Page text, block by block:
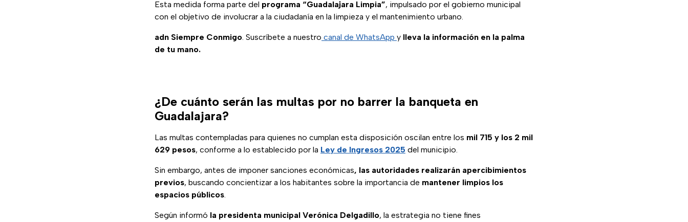
Esta medida forma parte del programa “Guadalajara Limpia”, impulsado por el gobierno municipal
con el objetivo de involucrar a la ciudadanía en la limpieza y el mantenimiento urbano.
adn Siempre Conmigo. Suscríbete a nuestro canal de WhatsApp y lleva la información en la palma
de tu mano.
¿De cuánto serán las multas por no barrer la banqueta en
Guadalajara?
Las multas contempladas para quienes no cumplan esta disposición oscilan entre los mil 715 y los 2 mil
629 pesos, conforme a lo establecido por la Ley de Ingresos 2025 del municipio.
Sin embargo, antes de imponer sanciones económicas, las autoridades realizarán apercibimientos
previos, buscando concientizar a los habitantes sobre la importancia de mantener limpios los
espacios públicos.
Según informó la presidenta municipal Verónica Delgadillo, la estrategia no tiene fines